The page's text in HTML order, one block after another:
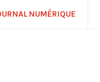
NUMÉRIQUE